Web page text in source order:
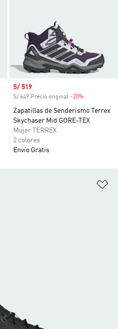
Precio de venta
S/ 519
S/ 649 Precio original -20%
Zapatillas de Senderismo Terrex
Skychaser Mid GORE-TEX
Mujer TERREX
2 colores
Envío Gratis